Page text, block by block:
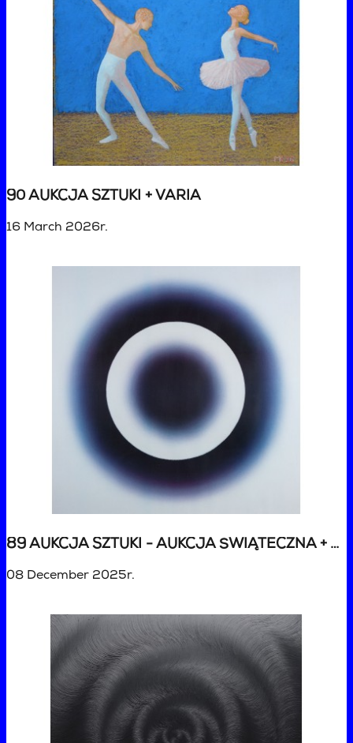
90 AUKCJA SZTUKI + VARIA
16 March 2026r.
89 AUKCJA SZTUKI - AUKCJA ŚWIĄTECZNA + VARIA
08 December 2025r.